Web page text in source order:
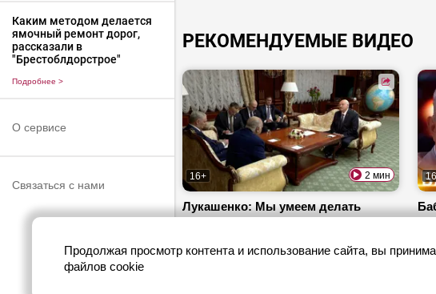
Каким методом делается
ямочный ремонт дорог,
рассказали в
"Брестоблдорстрое"
Подробнее >
О сервисе
Связаться с нами
РЕКОМЕНДУЕМЫЕ ВИДЕО
16+ 2 мин
Лукашенко: Мы умеем делать
Продолжая просмотр контента и использование сайта, вы
файлов cookie